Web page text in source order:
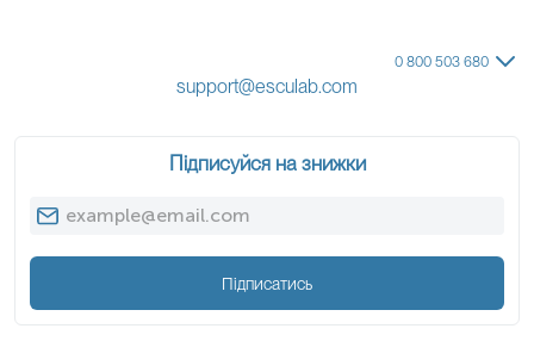
0 800 503 680
support@esculab.com
Підписуйся на знижки
Підписатись